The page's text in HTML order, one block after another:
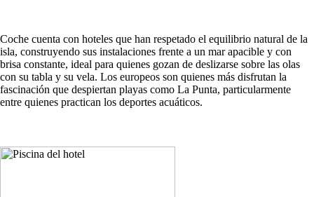
Coche cuenta con hoteles que han respetado el equilibrio natural de la
isla, construyendo sus instalaciones frente a un mar apacible y con
brisa constante, ideal para quienes gozan de deslizarse sobre las olas
con su tabla y su vela. Los europeos son quienes más disfrutan la
fascinación que despiertan playas como La Punta, particularmente
entre quienes practican los deportes acuáticos.